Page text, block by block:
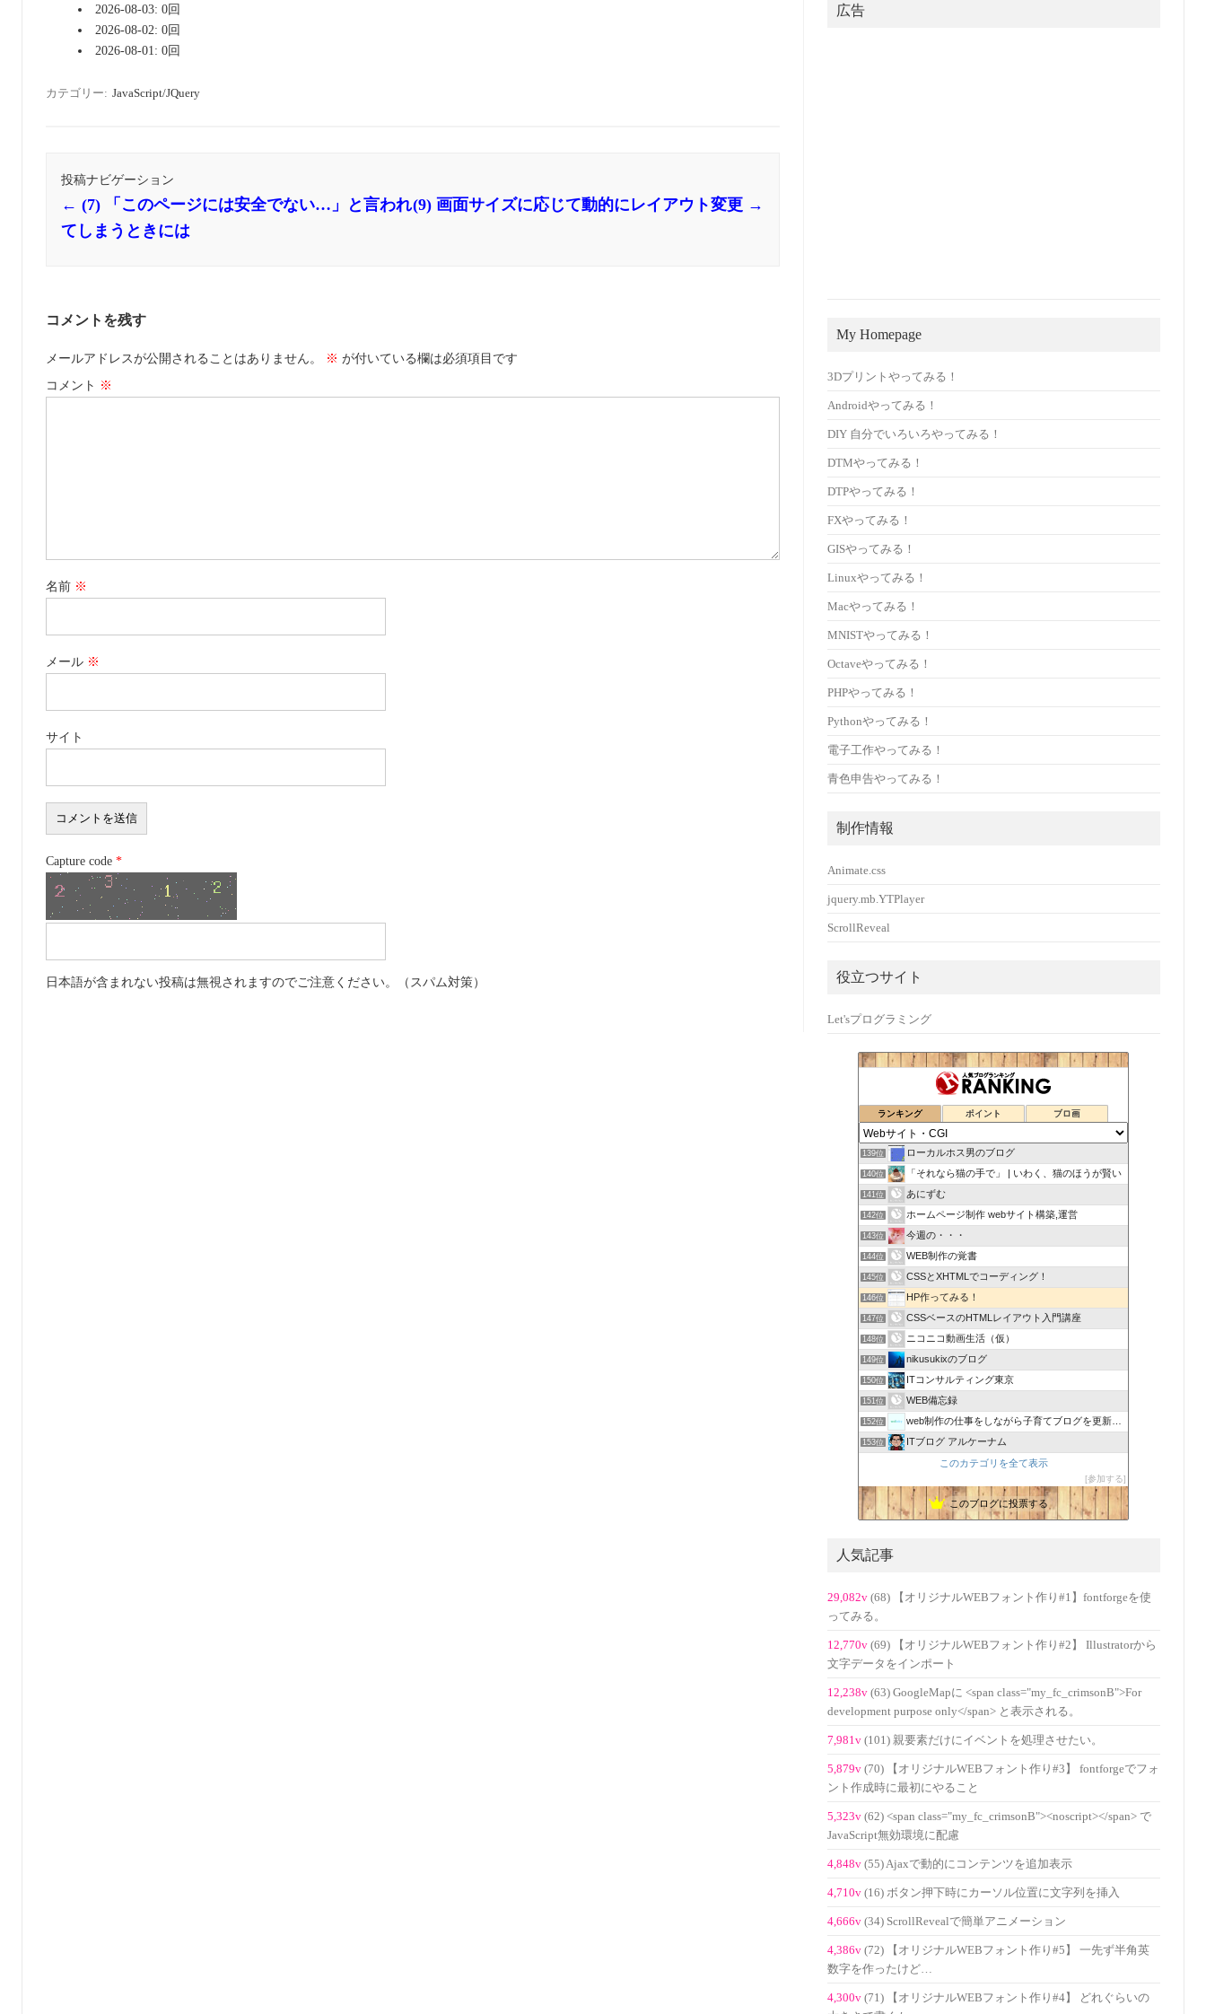
2026-08-03: 0回
2026-08-02: 0回
2026-08-01: 0回
カテゴリー: JavaScript/JQuery
投稿ナビゲーション
← (7) 「このページには安全でない…」と言われ
てしまうときには
(9) 画面サイズに応じて動的にレイアウト変更 →
コメントを残す
メールアドレスが公開されることはありません。 ※ が付いている欄は必須項目です
コメント ※
名前 ※
メール ※
サイト
Capture code *
日本語が含まれない投稿は無視されますのでご注意ください。（スパム対策）
広告
My Homepage
3Dプリントやってみる！
Androidやってみる！
DIY 自分でいろいろやってみる！
DTMやってみる！
DTPやってみる！
FXやってみる！
GISやってみる！
Linuxやってみる！
Macやってみる！
MNISTやってみる！
Octaveやってみる！
PHPやってみる！
Pythonやってみる！
電子工作やってみる！
青色申告やってみる！
制作情報
Animate.css
jquery.mb.YTPlayer
ScrollReveal
役立つサイト
Let'sプログラミング
ランキング ポイント ブロ画
139位 ローカルホス男のブログ
140位 「それなら猫の手で」 | いわく、猫のほうが賢い
141位 あにずむ
142位 ホームページ制作 webサイト構築,運営
143位 今週の・・・
144位 WEB制作の覚書
145位 CSSとXHTMLでコーディング！
146位 HP作ってみる！
147位 CSSベースのHTMLレイアウト入門講座
148位 ニコニコ動画生活（仮）
149位 nikusukixのブログ
150位 ITコンサルティング東京
151位 WEB備忘録
152位 web制作の仕事をしながら子育てブログを更新｜webaby
153位 ITブログ アルケーナム
このカテゴリを全て表示
参加する
このブログに投票する
人気記事
29,082v (68) 【オリジナルWEBフォント作り#1】fontforgeを使
ってみる。
12,770v (69) 【オリジナルWEBフォント作り#2】 Illustratorから
文字データをインポート
12,238v (63) GoogleMapに <span class="my_fc_crimsonB">For
development purpose only</span> と表示される。
7,981v (101) 親要素だけにイベントを処理させたい。
5,879v (70) 【オリジナルWEBフォント作り#3】 fontforgeでフォ
ント作成時に最初にやること
5,323v (62) <span class="my_fc_crimsonB"><noscript></span> で
JavaScript無効環境に配慮
4,848v (55) Ajaxで動的にコンテンツを追加表示
4,710v (16) ボタン押下時にカーソル位置に文字列を挿入
4,666v (34) ScrollRevealで簡単アニメーション
4,386v (72) 【オリジナルWEBフォント作り#5】 一先ず半角英
数字を作ったけど…
4,300v (71) 【オリジナルWEBフォント作り#4】 どれぐらいの